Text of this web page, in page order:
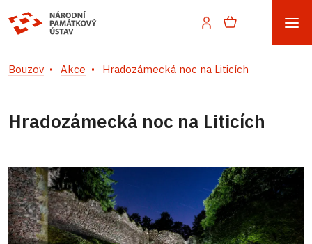
Bouzov Akce Hradozámecká noc na Liticích
Hradozámecká noc na Liticích